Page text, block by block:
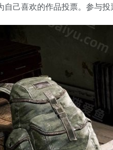
己喜欢的作品投票。参与投